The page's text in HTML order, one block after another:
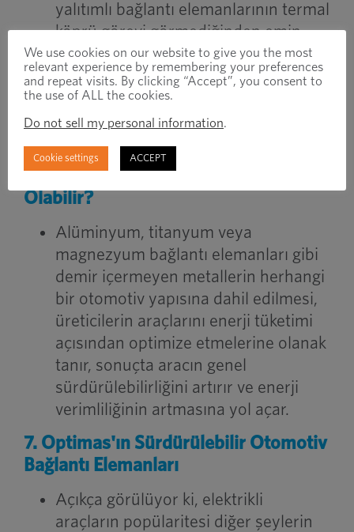
yalıtımlı bağlantı elemanlarının termal
köprü görevi görmediğinden emin
olmak isteyeceksiniz. Isıyı bir alandan
uzaklaştırmak, elektriksel olarak
hassas alanlarda potansiyel yoğuşma
oluşumuna yol açabilir.
6. Otomotiv Bağlantı Elemanları Enerji
Verimliliğini Artırmaya Nasıl Yardımcı
Olabilir?
Alüminyum, titanyum veya
magnezyum bağlantı elemanları gibi
demir içermeyen metallerin herhangi
bir otomotiv yapısına dahil edilmesi,
üreticilerin araçlarını enerji tüketimi
açısından optimize etmelerine olanak
tanır, sonuçta aracın genel
sürdürülebilirliğini artırır ve enerji
verimliliğinin artmasına yol açar.
7. Optimas'ın Sürdürülebilir Otomotiv
Bağlantı Elemanları
Açıkça görülüyor ki, elektrikli
araçların popülaritesi diğer şeylerin
We use cookies on our website to give you the most
relevant experience by remembering your preferences
and repeat visits. By clicking “Accept”, you consent to
the use of ALL the cookies.
Do not sell my personal information.
Cookie settings ACCEPT